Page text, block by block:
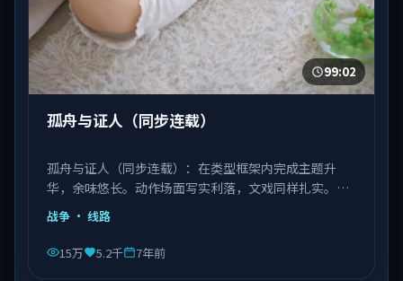
99:02
孤舟与证人（同步连载）
孤舟与证人（同步连载）：在类型框架内完成主题升
华，余味悠长。动作场面写实利落，文戏同样扎实。由
丹尼斯·维伦纽瓦执导，文淇、宋康昊、长泽雅美等主
演，越南出品，类型为战争。
战争 · 线路
15万 5.2千 7年前